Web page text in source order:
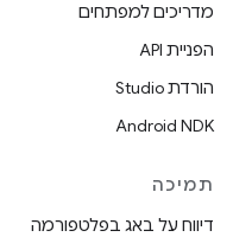
מדריכים למפתחים
הפניית API
הורדת Studio
Android NDK
תמיכה
דיווח על באג בפלטפורמה